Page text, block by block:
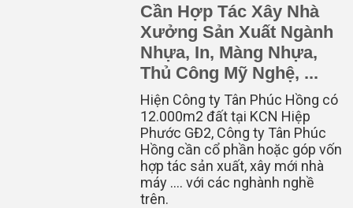
Cần Hợp Tác Xây Nhà
Xưởng Sản Xuất Ngành
Nhựa, In, Màng Nhựa,
Thủ Công Mỹ Nghệ, ...
Hiện Công ty Tân Phúc Hồng có
12.000m2 đất tại KCN Hiệp
Phước GĐ2, Công ty Tân Phúc
Hồng cần cổ phần hoặc góp vốn
hợp tác sản xuất, xây mới nhà
máy …. với các nghành nghề
trên.